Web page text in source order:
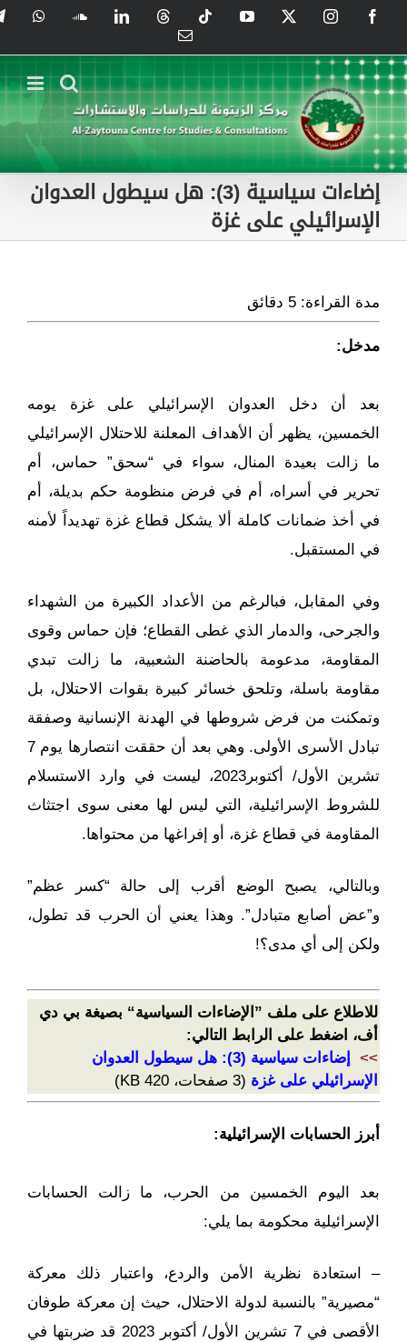
content
Facebook
Instagram
X
YouTube
Tiktok
Threads
LinkedIn
SoundCloud
Email
إضاءات سياسية (3): هل سيطول العدوان
الإسرائيلي على غزة
مدة القراءة: 5 دقائق
مدخل:
بعد أن دخل العدوان الإسرائيلي على غزة يومه
الخمسين، يظهر أن الأهداف المعلنة للاحتلال الإسرائيلي
ما زالت بعيدة المنال، سواء في “سحق” حماس، أم
تحرير في أسراه، أم في فرض منظومة حكم بديلة، أم
في أخذ ضمانات كاملة ألا يشكل قطاع غزة تهديداً لأمنه
في المستقبل.
وفي المقابل، فبالرغم من الأعداد الكبيرة من الشهداء
والجرحى، والدمار الذي غطى القطاع؛ فإن حماس وقوى
المقاومة، مدعومة بالحاضنة الشعبية، ما زالت تبدي
مقاومة باسلة، وتلحق خسائر كبيرة بقوات الاحتلال، بل
وتمكنت من فرض شروطها في الهدنة الإنسانية وصفقة
تبادل الأسرى الأولى. وهي بعد أن حققت انتصارها يوم 7
تشرين الأول/ أكتوبر2023، ليست في وارد الاستسلام
للشروط الإسرائيلية، التي ليس لها معنى سوى اجتثاث
المقاومة في قطاع غزة، أو إفراغها من محتواها.
وبالتالي، يصبح الوضع أقرب إلى حالة “كسر عظم”
و”عض أصابع متبادل”. وهذا يعني أن الحرب قد تطول،
ولكن إلى أي مدى؟!
للاطلاع على ملف ”الإضاءات السياسية“ بصيغة بي دي
أف، اضغط على الرابط التالي:
>>
إضاءات سياسية (3): هل سيطول العدوان
الإسرائيلي على غزة (3 صفحات، 420 KB)
أبرز الحسابات الإسرائيلية:
بعد اليوم الخمسين من الحرب، ما زالت الحسابات
الإسرائيلية محكومة بما يلي:
– استعادة نظرية الأمن والردع، واعتبار ذلك معركة
“مصيرية” بالنسبة لدولة الاحتلال، حيث إن معركة طوفان
الأقصى في 7 تشرين الأول/ أكتوبر 2023 قد ضربتها في